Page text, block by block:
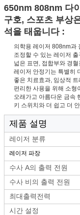
650nm 808nm 다
구호, 스포츠 부상
석을 태웁니다 :
의학용 레이저 808nm과
조정할 수 있는 레이저 출
넓은 표면, 접합부와 경
레이저 안정기는 특별히
좋은 치료효과, 임상적
편리한 사용을 위해 소형
오래가고 아름다운 금속
키 스위치와 더 쉽고 더
제품 설명
레이저 분류
레이저 파장
수사 A의 출력 전원
수사 비의 출력 전원
최대출력전력
시간 설정